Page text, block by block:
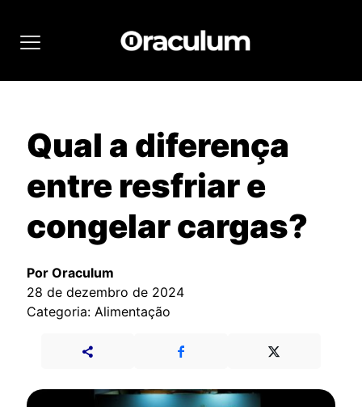
Qual a diferença
entre resfriar e
congelar cargas?
Por Oraculum
28 de dezembro de 2024
Categoria: Alimentação